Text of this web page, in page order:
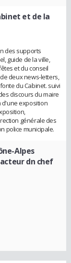
et de la
des supports
guide de la ville,
et du conseil
deux news-letters,
du Cabinet. suivi
discours du maire
d'une exposition
générale des
police municipale.
Alpes
dn chef